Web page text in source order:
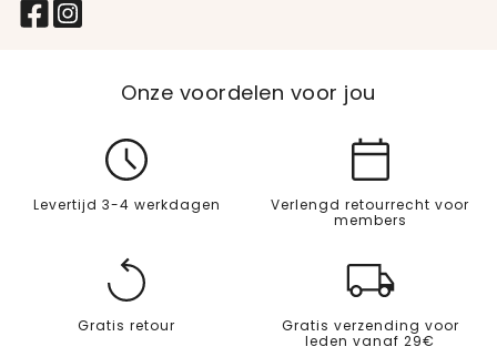
Onze voordelen voor jou
Levertijd 3-4 werkdagen
Verlengd retourrecht voor
members
Gratis retour
Gratis verzending voor
leden vanaf 29€